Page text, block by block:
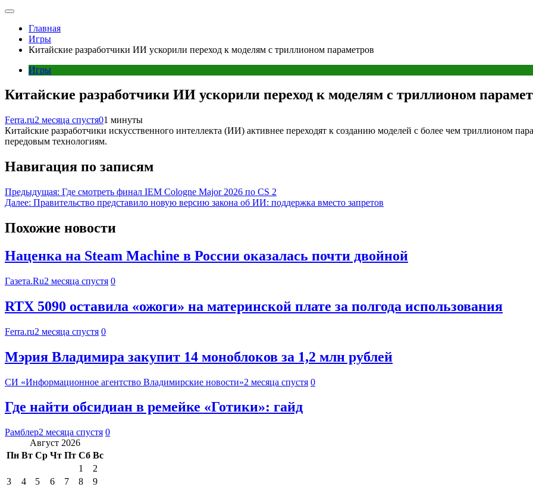
Главная
Игры
Китайские разработчики ИИ ускорили переход к моделям с триллионом параметров
Игры
Китайские разработчики ИИ ускорили переход к моделям с триллионом
Ferra.ru2 месяца спустя01 минуты
Китайские разработчики искусственного интеллекта (ИИ) активнее переходят к созданию моделей с более чем триллионом
передовым технологиям.
Навигация по записям
Предыдущая: Где смотреть финал IEM Cologne Major 2026 по CS 2
Далее: Правительство представило новую версию закона об ИИ: поддержка вместо запретов
Похожие новости
Наценка на Steam Machine в России оказалась почти двойной
Газета.Ru2 месяца спустя 0
RTX 5090 оставила «ожоги» на материнской плате за полгода использования
Ferra.ru2 месяца спустя 0
Мэрия Владимира закупит 14 моноблоков за 1,2 млн рублей
СИ «Информационное агентство Владимирские новости»2 месяца спустя 0
Где найти обсидиан в ремейке «Готики»: гайд
Рамблер2 месяца спустя 0
Август 2026
Пн Вт Ср Чт Пт Сб Вс
1
2
3
4 5 6 7 8
9